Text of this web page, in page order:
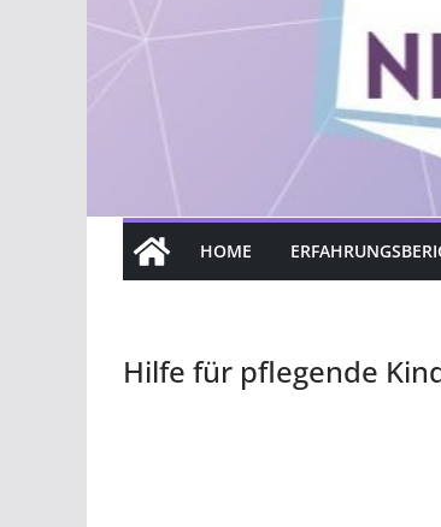
HOME
Hilfe für pflegende